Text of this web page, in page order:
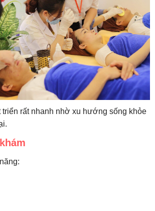
rất nhanh nhờ xu hướng sống khỏe